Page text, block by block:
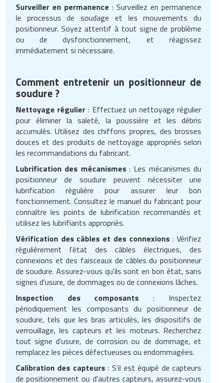
Surveiller en permanence : Surveillez en permanence
le processus de soudage et les mouvements du
positionneur. Soyez attentif à tout signe de problème
ou de dysfonctionnement, et réagissez
immédiatement si nécessaire.
Comment entretenir un positionneur de
soudure ?
Nettoyage régulier: Effectuez un nettoyage régulier
pour éliminer la saleté, la poussière et les débris
accumulés. Utilisez des chiffons propres, des brosses
douces et des produits de nettoyage appropriés selon
les recommandations du fabricant.
Lubrification des mécanismes: Les mécanismes du
positionneur de soudure peuvent nécessiter une
lubrification régulière pour assurer leur bon
fonctionnement. Consultez le manuel du fabricant pour
connaître les points de lubrification recommandés et
utilisez les lubrifiants appropriés.
Vérification des câbles et des connexions: Vérifiez
régulièrement l'état des câbles électriques, des
connexions et des faisceaux de câbles du positionneur
de soudure. Assurez-vous qu'ils sont en bon état, sans
signes d'usure, de dommages ou de connexions lâches.
Inspection des composants : Inspectez
périodiquement les composants du positionneur de
soudure, tels que les bras articulés, les dispositifs de
verrouillage, les capteurs et les moteurs. Recherchez
tout signe d'usure, de corrosion ou de dommage, et
remplacez les pièces défectueuses ou endommagées.
Calibration des capteurs: S’il est équipé de capteurs
de positionnement ou d'autres capteurs, assurez-vous